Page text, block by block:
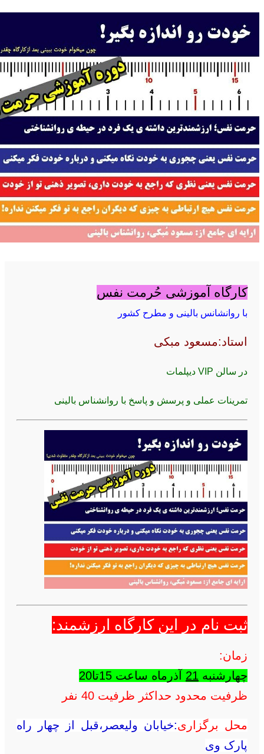
کارگاه آموزشی حُرمت نفس
با روانشانس بالینی و مطرح کشور
استاد:مسعود مبکی
در سالن VIP دیپلمات
تمرینات عملی و پرسش و پاسخ با روانشناس بالینی
ثبت نام در این کارگاه ارزشمند:
زمان:
چهارشنبه 21 آذرماه ساعت 15تا20
ظرفیت محدود حداکثر ظرفیت 40 نفر
محل برگزاری:خیابان ولیعصر،قبل از چهار راه
پارک وی